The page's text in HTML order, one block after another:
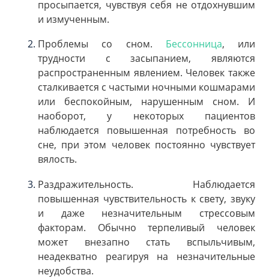
просыпается, чувствуя себя не отдохнувшим
и измученным.
Проблемы со сном. Бессонница, или
трудности с засыпанием, являются
распространенным явлением. Человек также
сталкивается с частыми ночными кошмарами
или беспокойным, нарушенным сном. И
наоборот, у некоторых пациентов
наблюдается повышенная потребность во
сне, при этом человек постоянно чувствует
вялость.
Раздражительность. Наблюдается
повышенная чувствительность к свету, звуку
и даже незначительным стрессовым
факторам. Обычно терпеливый человек
может внезапно стать вспыльчивым,
неадекватно реагируя на незначительные
неудобства.